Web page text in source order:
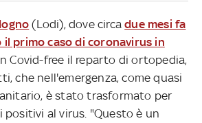
(Lodi), dove circadue mesi fa
primo caso di coronavirus in
Covid-free il reparto di ortopedia,
che nell'emergenza, come quasi
è stato trasformato per
positivi al virus. "Questo è un